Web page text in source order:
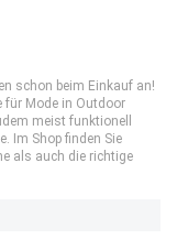
schon beim Einkauf an!
für Mode in Outdoor
meist funktionell
Im Shop finden Sie
als auch die richtige